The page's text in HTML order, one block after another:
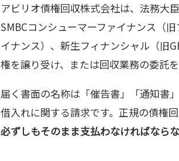
アビリオ債権回収株式会社は、法務大
SMBCコンシューマーファイナンス（
イナンス）、新生フィナンシャル（旧
権を譲り受け、または回収業務の委託
届く書面の名称は「催告書」「通知書
借入れに関する請求です。正規の債権
必ずしもそのまま支払わなければなら